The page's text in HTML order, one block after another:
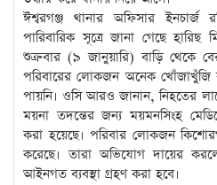
ঈশ্বরগঞ্জ থানার অফিসার
পারিবারিক সূত্রে জানা গেছে হারিছ
শুক্রবার (৯ জানুয়ারি) বাড়ি থেকে
পরিবারের লোকজন অনেক খোঁজাখুঁজি
পায়নি। ওসি আরও জানান, নিহতের
ময়না তদন্তের জন্য ময়মনসিংহ
করা হয়েছে। পরিবার লোকজন
করেছে। তারা অভিযোগ দায়ের
আইনগত ব্যবস্থা গ্রহণ করা হবে।